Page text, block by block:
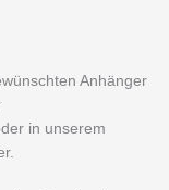
Anhänger
in unserem